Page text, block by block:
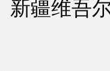
新疆维吾